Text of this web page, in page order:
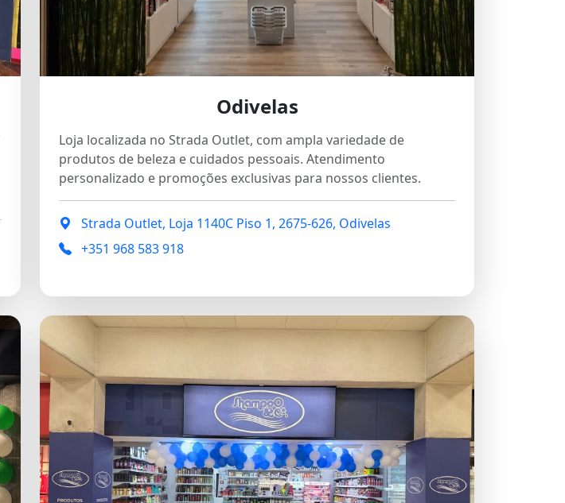
Odivelas
Loja localizada no Strada Outlet, com ampla variedade de
produtos de beleza e cuidados pessoais. Atendimento
personalizado e promoções exclusivas para nossos clientes.
Strada Outlet, Loja 1140C Piso 1, 2675-626, Odivelas
+351 968 583 918